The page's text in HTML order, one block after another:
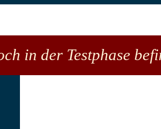
in der Testphase